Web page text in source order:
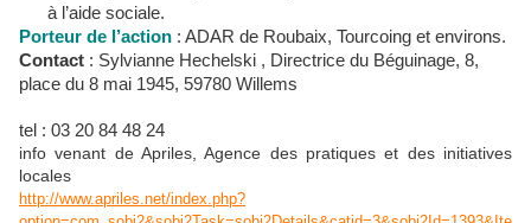
à l’aide sociale.
Porteur de l’action : ADAR de Roubaix, Tourcoing et environs.
Contact : Sylvianne Hechelski , Directrice du Béguinage, 8,
place du 8 mai 1945, 59780 Willems
tel : 03 20 84 48 24
info venant de Apriles, Agence des pratiques et des initiatives
locales
http://www.apriles.net/index.php?